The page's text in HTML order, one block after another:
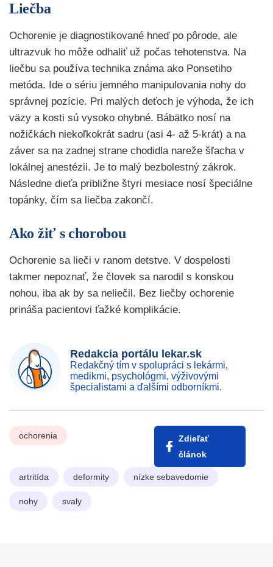
Liečba
Ochorenie je diagnostikované hneď po pôrode, ale
ultrazvuk ho môže odhaliť už počas tehotenstva. Na
liečbu sa používa technika známa ako Ponsetiho
metóda. Ide o sériu jemného manipulovania nohy do
správnej pozície. Pri malých deťoch je výhoda, že ich
väzy a kosti sú vysoko ohybné. Bábätko nosí na
nožičkách niekoľkokrát sadru (asi 4- až 5-krát) a na
záver sa na zadnej strane chodidla nareže šľacha v
lokálnej anestézii. Je to malý bezbolestný zákrok.
Následne dieťa približne štyri mesiace nosí špeciálne
topánky, čím sa liečba zakončí.
Ako žiť s chorobou
Ochorenie sa lieči v ranom detstve. V dospelosti
takmer nepoznať, že človek sa narodil s konskou
nohou, iba ak by sa neliečil. Bez liečby ochorenie
prináša pacientovi ťažké komplikácie.
Redakcia portálu lekar.sk
Redakčný tím v spolupráci s lekármi,
medikmi, psychológmi, výživovými
špecialistami a ďalšími odborníkmi.
ochorenia
Zdieľať
článok
artritída deformity nízke sebavedomie
nohy svaly